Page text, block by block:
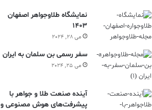
نمایشگاه طلاوجواهر اصفهان
1403
می 28, 2024
سفر رسمی بن سلمان به ایران
می 25, 2024
آینده صنعت طلا و جواهر با
پیشرفت‌های هوش مصنوعی و